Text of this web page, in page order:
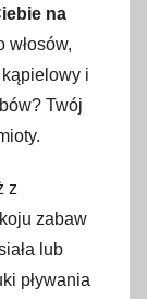
na
włosów,
i
Twój
z
zabaw
lub
pływania